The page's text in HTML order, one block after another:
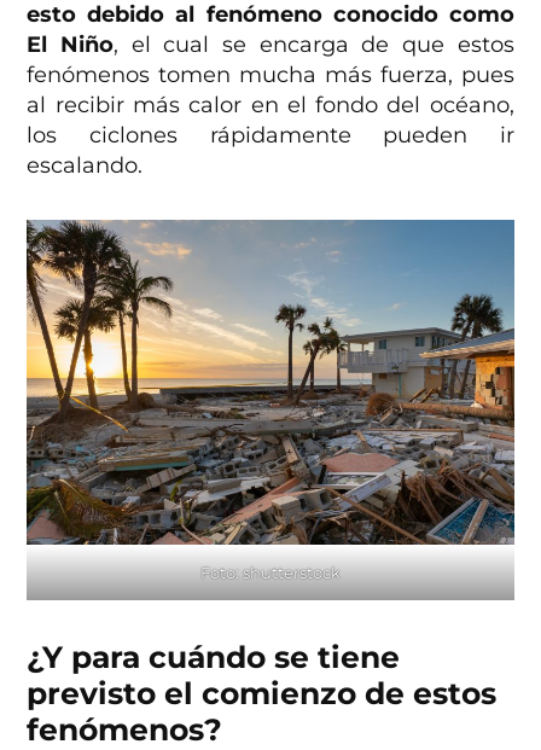
esto debido al fenómeno conocido como
El Niño, el cual se encarga de que estos
fenómenos tomen mucha más fuerza, pues
al recibir más calor en el fondo del océano,
los ciclones rápidamente pueden ir
escalando.
Foto: shutterstock
¿Y para cuándo se tiene
previsto el comienzo de estos
fenómenos?